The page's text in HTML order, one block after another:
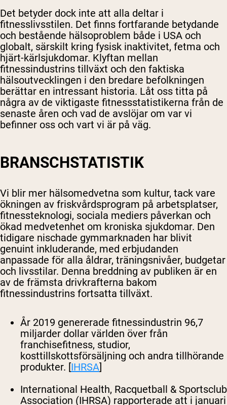
Det betyder dock inte att alla deltar i
fitnesslivsstilen. Det finns fortfarande betydande
och bestående hälsoproblem både i USA och
globalt, särskilt kring fysisk inaktivitet, fetma och
hjärt-kärlsjukdomar. Klyftan mellan
fitnessindustrins tillväxt och den faktiska
hälsoutvecklingen i den bredare befolkningen
berättar en intressant historia. Låt oss titta på
några av de viktigaste fitnessstatistikerna från de
senaste åren och vad de avslöjar om var vi
befinner oss och vart vi är på väg.
BRANSCHSTATISTIK
Vi blir mer hälsomedvetna som kultur, tack vare
ökningen av friskvårdsprogram på arbetsplatser,
fitnessteknologi, sociala mediers påverkan och
ökad medvetenhet om kroniska sjukdomar. Den
tidigare nischade gymmarknaden har blivit
genuint inkluderande, med erbjudanden
anpassade för alla åldrar, träningsnivåer, budgetar
och livsstilar. Denna breddning av publiken är en
av de främsta drivkrafterna bakom
fitnessindustrins fortsatta tillväxt.
År 2019 genererade fitnessindustrin 96,7
miljarder dollar världen över från
franchisefitness, studior,
kosttillskottsförsäljning och andra tillhörande
produkter. [IHRSA]
International Health, Racquetball & Sportsclub
Association (IHRSA) rapporterade att i januari